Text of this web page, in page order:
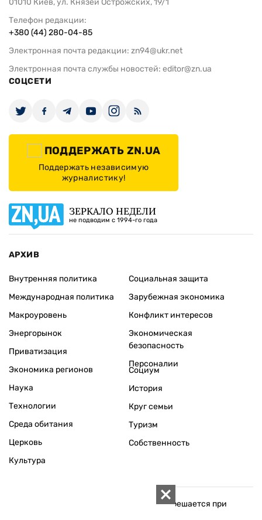
01010 Киев, ул. Князей Острожских, 19/1
Телефон редакции:
+380 (44) 280-04-85
Электронная почта редакции: zn94@ukr.net
Электронная почта службы новостей: editor@zn.ua
СОЦСЕТИ
ПОДДЕРЖАТЬ ZN.UA
Поддержать независимую
журналистику!
ЗЕРКАЛО НЕДЕЛИ
не подводим с 1994-го года
АРХИВ
Внутренняя политика
Международная политика
Макроуровень
Энергорынок
Приватизация
Экономика регионов
Социальная защита
Зарубежная экономика
Конфликт интересов
Экономическая
безопасность
Персоналии
Наука
Технологии
Среда обитания
Церковь
Культура
Социум
История
Круг семьи
Туризм
Собственность
Использование материалов «ZN.UA» разрешается при